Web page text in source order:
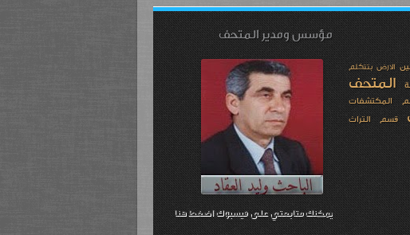
الارض بتتكلم
المتحف
المكتشفات
قسم التراث
مؤسس ومدير المتحف
يمكنك متابعتي على فيسبوك اضغط هنا